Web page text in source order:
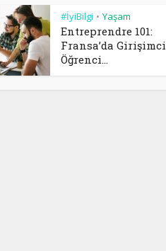
#İyiBilgi • Yaşam
Entreprendre 101:
Fransa’da Girişimci
Öğrenci...